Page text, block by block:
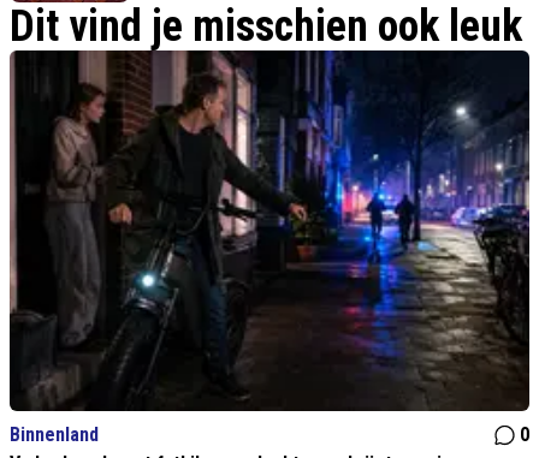
Dit vind je misschien ook leuk
Binnenland
0